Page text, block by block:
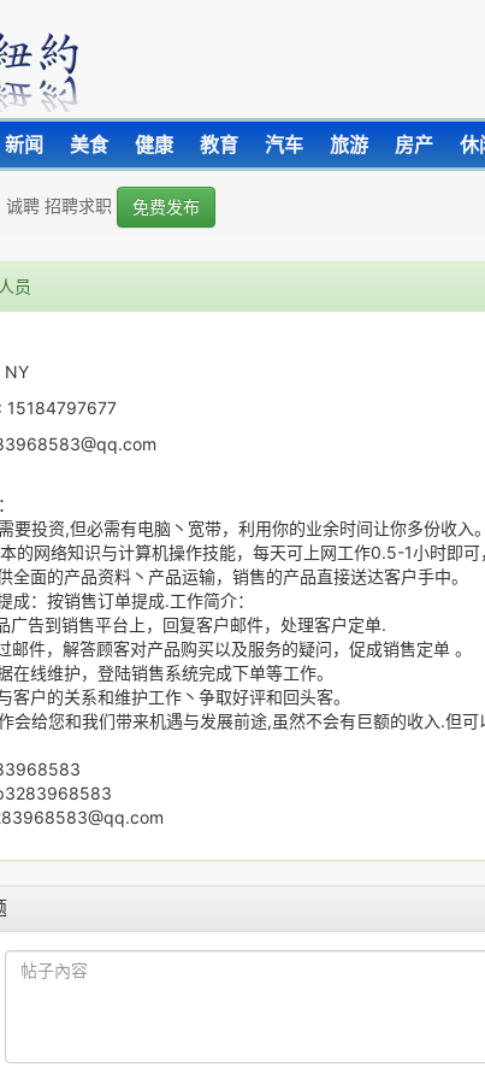
新闻 美食 健康 教育 汽车 旅游 房产 休
诚聘 招聘求职 免费发布
员
NY
15184797677
要投资,但必需有电脑丶宽带，利用你的业余时间让你多份收入。
的网络知识与计算机操作技能，每天可上网工作0.5-1小时即可
全面的产品资料丶产品运输，销售的产品直接送达客户手中。
成：按销售订单提成.工作简介：
广告到销售平台上，回复客户邮件，处理客户定单.
邮件，解答顾客对产品购买以及服务的疑问，促成销售定单 。
在线维护，登陆销售系统完成下单等工作。
客户的关系和维护工作丶争取好评和回头客。
会给您和我们带来机遇与发展前途,虽然不会有巨额的收入.但